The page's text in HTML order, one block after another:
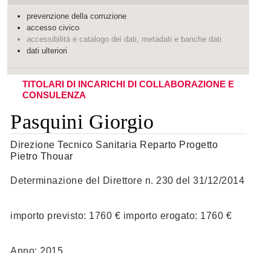
prevenzione della corruzione
accesso civico
accessibilità e catalogo dei dati, metadati e banche dati
dati ulteriori
TITOLARI DI INCARICHI DI COLLABORAZIONE E
CONSULENZA
Pasquini Giorgio
Direzione Tecnico Sanitaria Reparto Progetto
Pietro Thouar
Determinazione del Direttore n. 230 del 31/12/2014
importo previsto: 1760 € importo erogato: 1760 €
Anno: 2015